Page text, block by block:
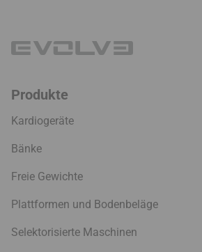
Produkte
Kardiogeräte
Bänke
Freie Gewichte
Plattformen und Bodenbeläge
Selektorisierte Maschinen